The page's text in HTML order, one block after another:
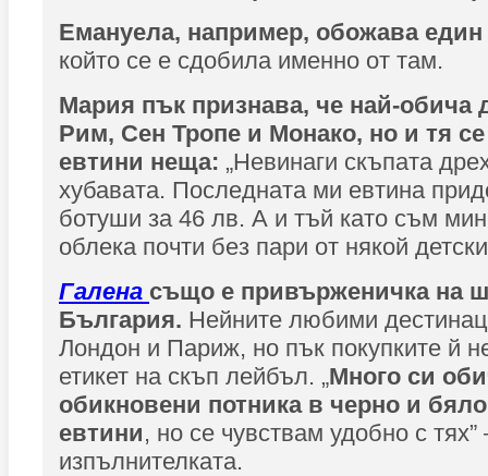
Емануела, например, обожава един
който се е сдобила именно от там.
Мария пък признава, че най-обича
Рим, Сен Тропе и Монако, но и тя
евтини неща: „Невинаги скъпата
хубавата. Последната ми евтина
ботуши за 46 лв. А и тъй като съм
облека почти без пари от някой
Галена също е привърженичка на
България. Нейните любими
Лондон и Париж, но пък покупките й
етикет на скъп лейбъл. „Много си
обикновени потника в черно и
евтини, но се чувствам удобно с
изпълнителката.